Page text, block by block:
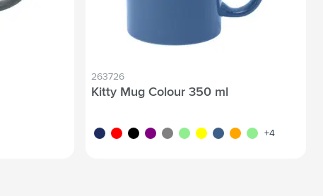
263726
Kitty Mug Colour 350 ml
marine foncé
rouge rouge
noir pourpre
gris vert jaunebleu/bleu
orangevert clair
+4